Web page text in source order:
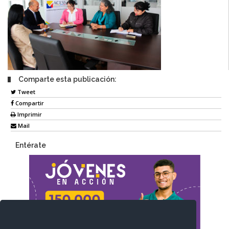
Comparte esta publicación:
Tweet
Compartir
Imprimir
Mail
Entérate